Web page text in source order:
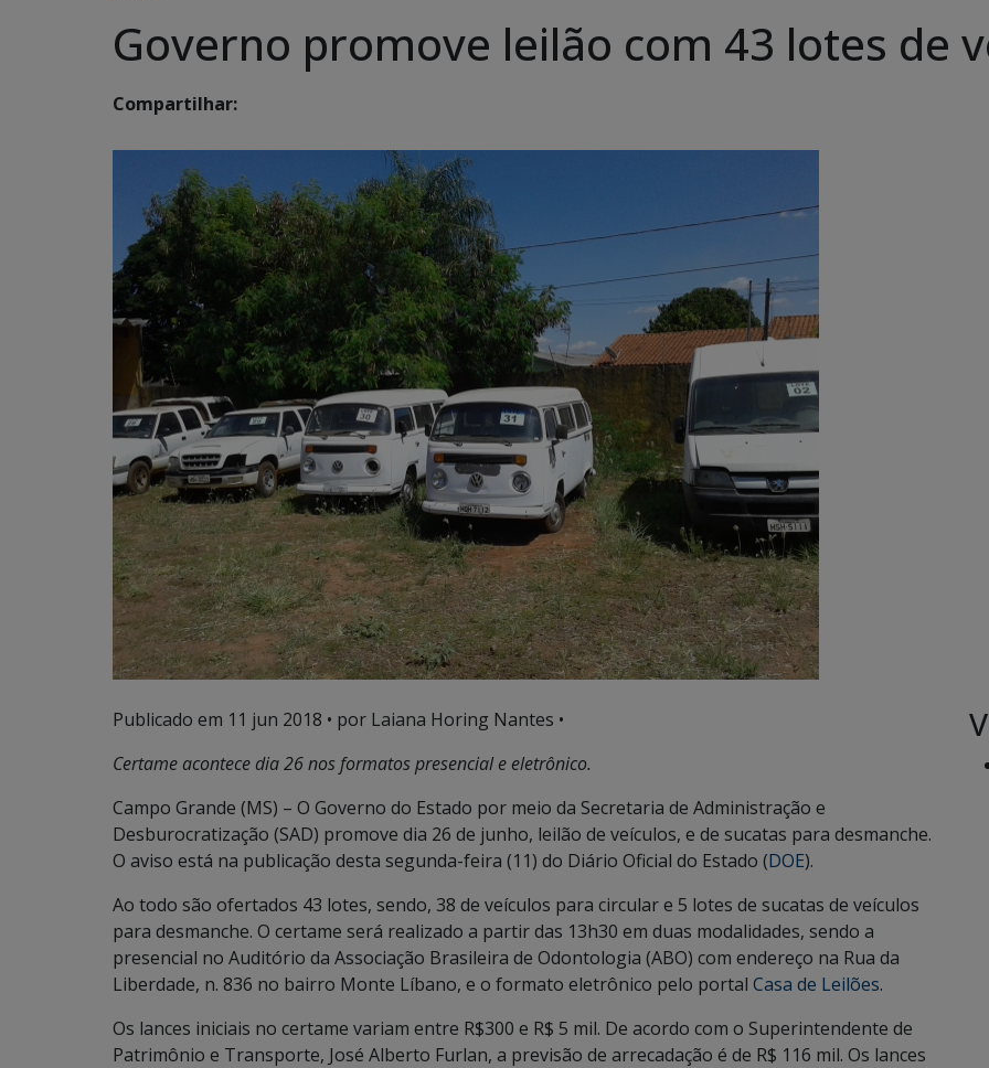
Governo promove leilão com 43 lotes de
Compartilhar:
Publicado em 11 jun 2018 • por Laiana Horing Nantes •
Certame acontece dia 26 nos formatos presencial e eletrônico.
Campo Grande (MS) – O Governo do Estado por meio da Secretaria de Administração e
Desburocratização (SAD) promove dia 26 de junho, leilão de veículos, e de sucatas para desmanche.
O aviso está na publicação desta segunda-feira (11) do Diário Oficial do Estado (DOE).
Ao todo são ofertados 43 lotes, sendo, 38 de veículos para circular e 5 lotes de sucatas de veículos
para desmanche. O certame será realizado a partir das 13h30 em duas modalidades, sendo a
presencial no Auditório da Associação Brasileira de Odontologia (ABO) com endereço na Rua da
Liberdade, n. 836 no bairro Monte Líbano, e o formato eletrônico pelo portal Casa de Leilões.
Os lances iniciais no certame variam entre R$300 e R$ 5 mil. De acordo com o Superintendente de
Patrimônio e Transporte, José Alberto Furlan, a previsão de arrecadação é de R$ 116 mil. Os lances